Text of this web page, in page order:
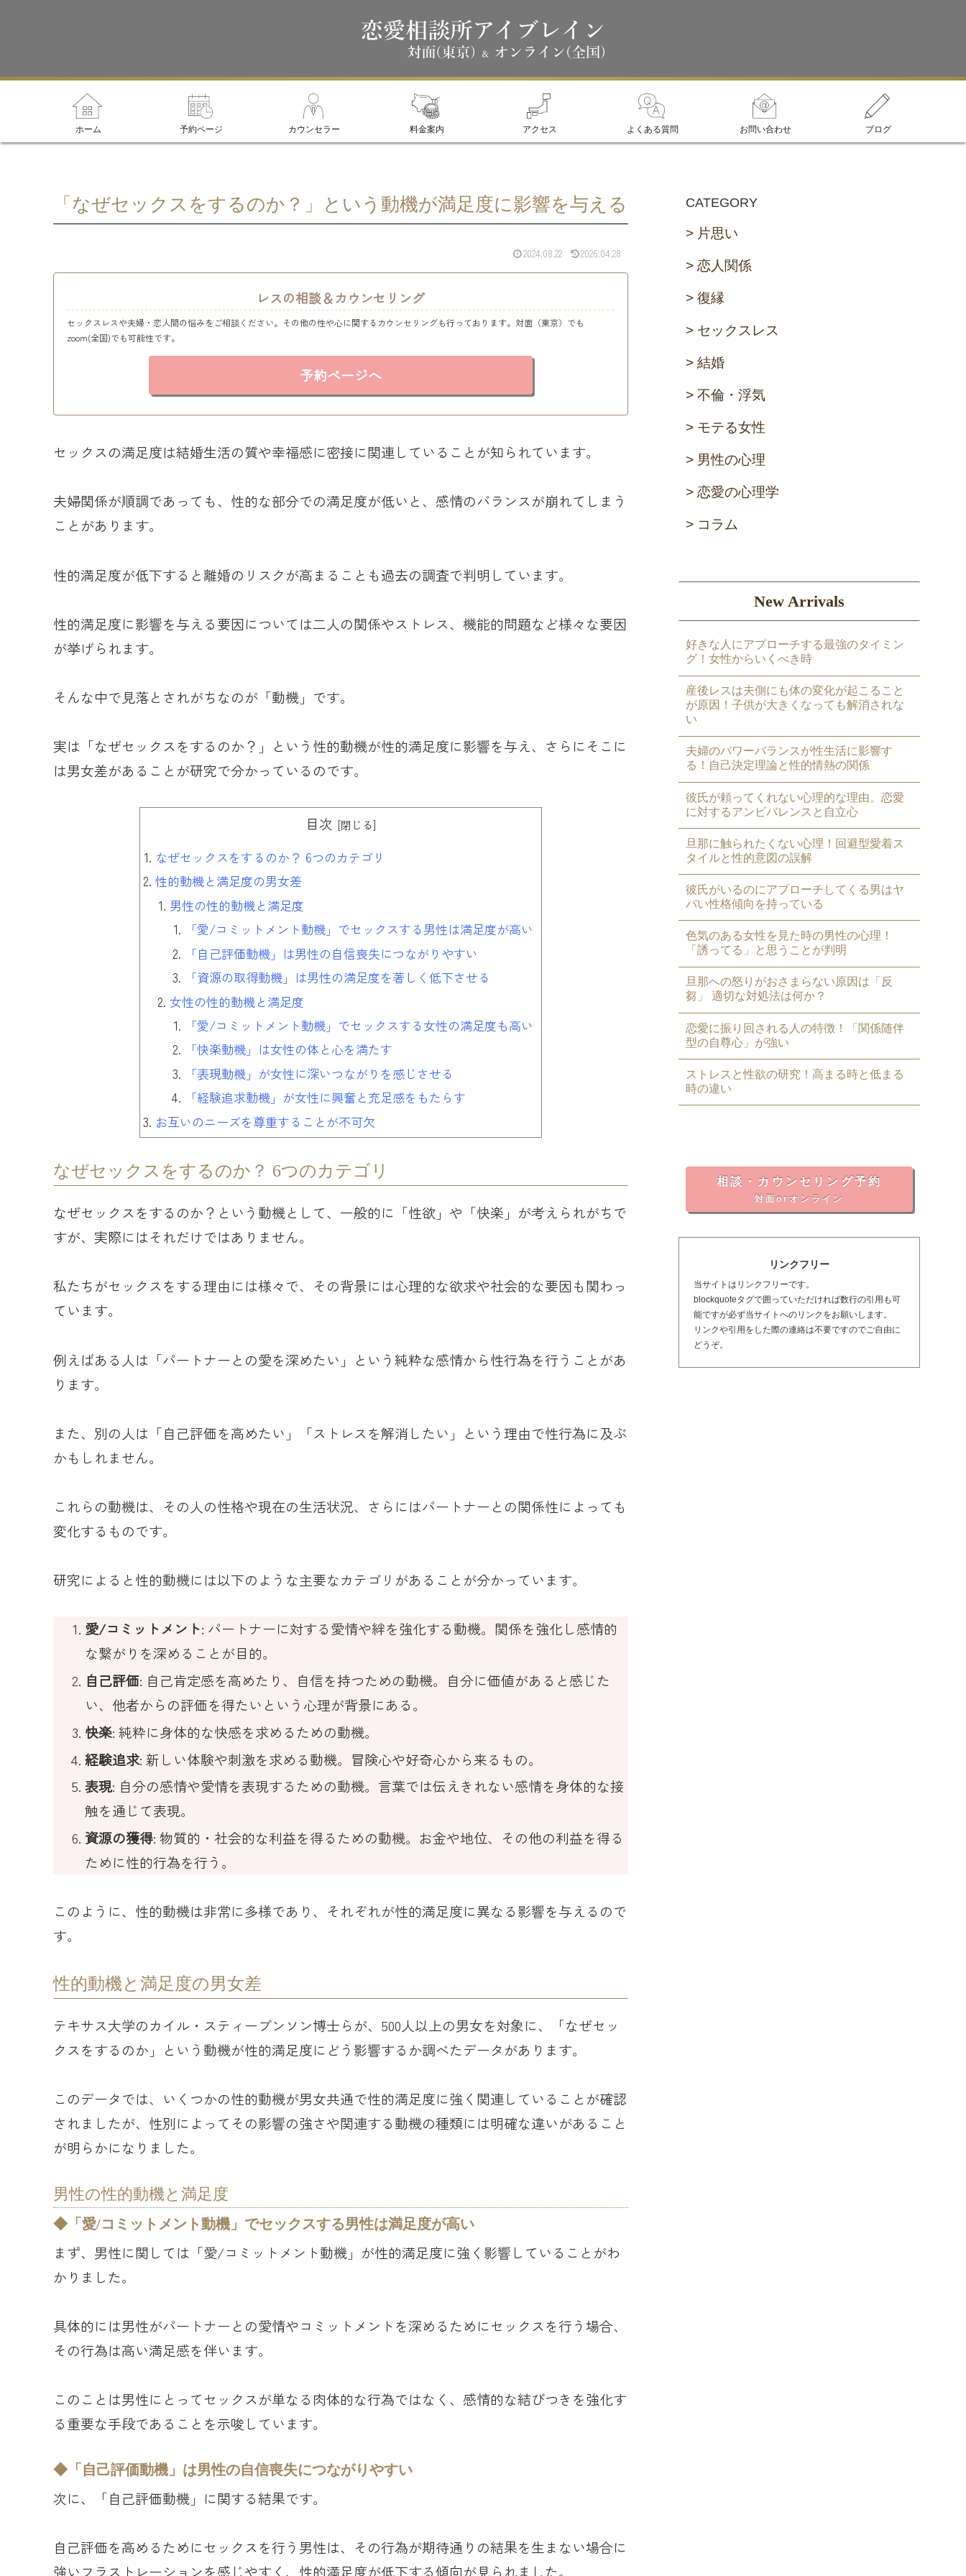
ホーム 予約ページ カウンセラー 料金案内 アクセス よくある質問 お問い合わせ ブログ
「なぜセックスをするのか？」という動機が満足度に影響を与える
2024.08.22 2026.04.28
レスの相談＆カウンセリング
セックスレスや夫婦・恋人間の悩みをご相談ください。その他の性や心に関するカウンセリングも行っております。対面（東京）でも
zoom(全国)でも可能性です。
予約ページへ
セックスの満足度は結婚生活の質や幸福感に密接に関連していることが知られています。
夫婦関係が順調であっても、性的な部分での満足度が低いと、感情のバランスが崩れてしまう
ことがあります。
性的満足度が低下すると離婚のリスクが高まることも過去の調査で判明しています。
性的満足度に影響を与える要因については二人の関係やストレス、機能的問題など様々な要因
が挙げられます。
そんな中で見落とされがちなのが「動機」です。
実は「なぜセックスをするのか？」という性的動機が性的満足度に影響を与え、さらにそこに
は男女差があることが研究で分かっているのです。
目次
なぜセックスをするのか？ 6つのカテゴリ
性的動機と満足度の男女差
男性の性的動機と満足度
「愛/コミットメント動機」でセックスする男性は満足度が高い
「自己評価動機」は男性の自信喪失につながりやすい
「資源の取得動機」は男性の満足度を著しく低下させる
女性の性的動機と満足度
「愛/コミットメント動機」でセックスする女性の満足度も高い
「快楽動機」は女性の体と心を満たす
「表現動機」が女性に深いつながりを感じさせる
「経験追求動機」が女性に興奮と充足感をもたらす
お互いのニーズを尊重することが不可欠
なぜセックスをするのか？ 6つのカテゴリ
なぜセックスをするのか？という動機として、一般的に「性欲」や「快楽」が考えられがちで
すが、実際にはそれだけではありません。
私たちがセックスをする理由には様々で、その背景には心理的な欲求や社会的な要因も関わっ
ています。
例えばある人は「パートナーとの愛を深めたい」という純粋な感情から性行為を行うことがあ
ります。
また、別の人は「自己評価を高めたい」「ストレスを解消したい」という理由で性行為に及ぶ
かもしれません。
これらの動機は、その人の性格や現在の生活状況、さらにはパートナーとの関係性によっても
変化するものです。
研究によると性的動機には以下のような主要なカテゴリがあることが分かっています。
愛/コミットメント: パートナーに対する愛情や絆を強化する動機。関係を強化し感情的
な繋がりを深めることが目的。
自己評価: 自己肯定感を高めたり、自信を持つための動機。自分に価値があると感じた
い、他者からの評価を得たいという心理が背景にある。
快楽: 純粋に身体的な快感を求めるための動機。
経験追求: 新しい体験や刺激を求める動機。冒険心や好奇心から来るもの。
表現: 自分の感情や愛情を表現するための動機。言葉では伝えきれない感情を身体的な接
触を通じて表現。
資源の獲得: 物質的・社会的な利益を得るための動機。お金や地位、その他の利益を得る
ために性的行為を行う。
このように、性的動機は非常に多様であり、それぞれが性的満足度に異なる影響を与えるので
す。
性的動機と満足度の男女差
テキサス大学のカイル・スティーブンソン博士らが、500人以上の男女を対象に、「なぜセッ
クスをするのか」という動機が性的満足度にどう影響するか調べたデータがあります。
このデータでは、いくつかの性的動機が男女共通で性的満足度に強く関連していることが確認
されましたが、性別によってその影響の強さや関連する動機の種類には明確な違いがあること
が明らかになりました。
男性の性的動機と満足度
「愛/コミットメント動機」でセックスする男性は満足度が高い
まず、男性に関しては「愛/コミットメント動機」が性的満足度に強く影響していることがわ
かりました。
具体的には男性がパートナーとの愛情やコミットメントを深めるためにセックスを行う場合、
その行為は高い満足感を伴います。
このことは男性にとってセックスが単なる肉体的な行為ではなく、感情的な結びつきを強化す
る重要な手段であることを示唆しています。
「自己評価動機」は男性の自信喪失につながりやすい
次に、「自己評価動機」に関する結果です。
自己評価を高めるためにセックスを行う男性は、その行為が期待通りの結果を生まない場合に
強いフラストレーションを感じやすく、性的満足度が低下する傾向が見られました。
CATEGORY
片思い
恋人関係
復縁
セックスレス
結婚
不倫・浮気
モテる女性
男性の心理
恋愛の心理学
コラム
New Arrivals
好きな人にアプローチする最強のタイミン
グ！女性からいくべき時
産後レスは夫側にも体の変化が起こること
が原因！子供が大きくなっても解消されな
い
夫婦のパワーバランスが性生活に影響す
る！自己決定理論と性的情熱の関係
彼氏が頼ってくれない心理的な理由。恋愛
に対するアンビバレンスと自立心
旦那に触られたくない心理！回避型愛着ス
タイルと性的意図の誤解
彼氏がいるのにアプローチしてくる男はヤ
バい性格傾向を持っている
色気のある女性を見た時の男性の心理！
「誘ってる」と思うことが判明
旦那への怒りがおさまらない原因は「反
芻」 適切な対処法は何か？
恋愛に振り回される人の特徴！「関係随伴
型の自尊心」が強い
ストレスと性欲の研究！高まる時と低まる
時の違い
相談・カウンセリング予約
対面orオンライン
リンクフリー
当サイトはリンクフリーです。
blockquoteタグで囲っていただければ数行の引用も可
能ですが必ず当サイトへのリンクをお願いします。
リンクや引用をした際の連絡は不要ですのでご自由に
どうぞ。